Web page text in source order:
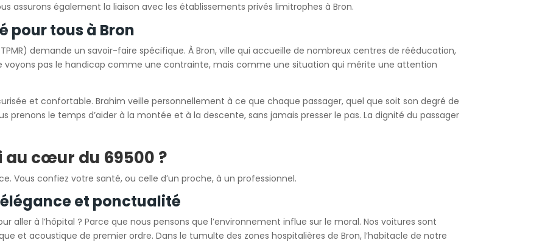
assurons également la liaison avec les établissements privés limitrophes à Bron.
pour tous à Bron
demande un savoir-faire spécifique. À Bron, ville qui accueille de nombreux centres de rééducation,
voyons pas le handicap comme une contrainte, mais comme une situation qui mérite une attention
et confortable. Brahim veille personnellement à ce que chaque passager, quel que soit son degré de
prenons le temps d’aider à la montée et à la descente, sans jamais presser le pas. La dignité du passager
au cœur du 69500 ?
Vous confiez votre santé, ou celle d’un proche, à un professionnel.
élégance et ponctualité
aller à l’hôpital ? Parce que nous pensons que l’environnement influe sur le moral. Nos voitures sont
et acoustique de premier ordre. Dans le tumulte des zones hospitalières de Bron, l’habitacle de notre